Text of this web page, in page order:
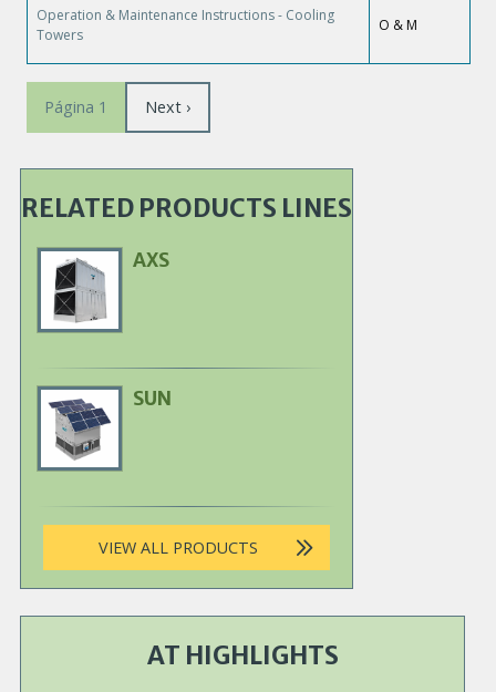
Operation & Maintenance Instructions - Cooling
Towers
O & M
Paginación
Página 1 Siguiente
Next ›
RELATED PRODUCTS LINES
Primary
Product
Image
AXS
Primary
Product
Image
SUN
VIEW ALL PRODUCTS
AT HIGHLIGHTS